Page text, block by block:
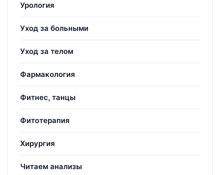
Урология
Уход за больными
Уход за телом
Фармакология
Фитнес, танцы
Фитотерапия
Хирургия
Читаем анализы